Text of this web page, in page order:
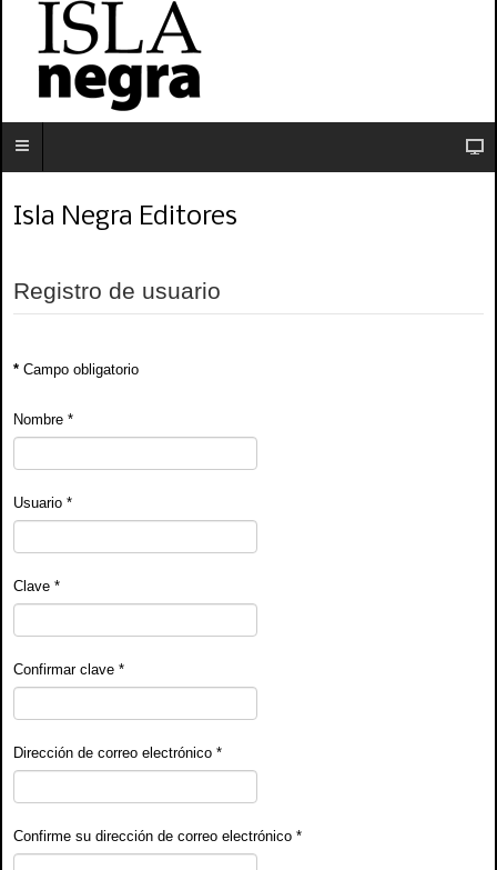
Isla Negra Editores
Registro de usuario
* Campo obligatorio
Nombre *
Usuario *
Clave *
Confirmar clave *
Dirección de correo electrónico *
Confirme su dirección de correo electrónico *